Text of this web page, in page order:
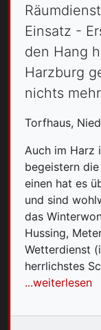
Einsatz -
den Hang
Harzburg
nichts mehr
Torfhaus,
Auch im Harz
begeistern
einen hat es
und sind
das
Hussing,
Wetterdienst
herrlichstes
...weiterlesen